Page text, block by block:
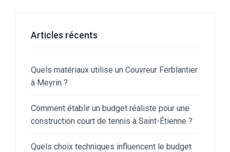
Articles récents
Quels matériaux utilise un Couvreur Ferblantier
à Meyrin ?
Comment établir un budget réaliste pour une
construction court de tennis à Saint-Étienne ?
Quels choix techniques influencent le budget